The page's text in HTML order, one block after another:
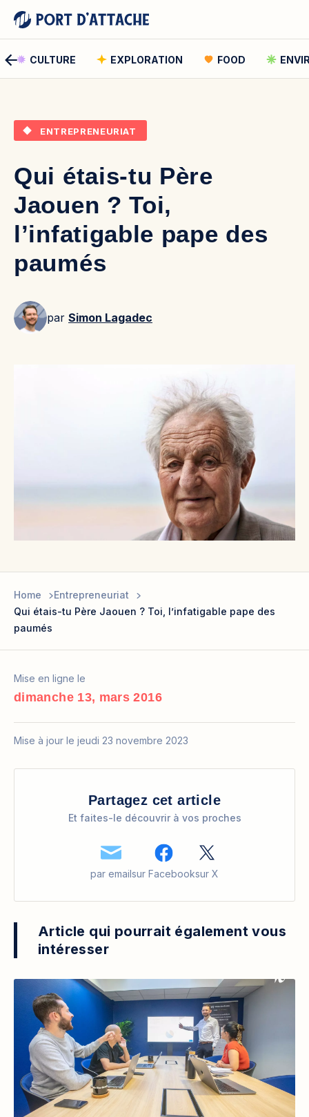
CULTURE EXPLORATION FOOD
Comment pouvons-nous vous aider ?
ENTREPRENEURIAT
Qui étais-tu Père
Jaouen ? Toi,
l’infatigable pape des
paumés
par Simon Lagadec
Home
Entrepreneuriat
Qui étais-tu Père Jaouen ? Toi, l’infatigable pape des
paumés
Mise en ligne le
dimanche 13, mars 2016
Mise à jour le jeudi 23 novembre 2023
Partagez cet article
Et faites-le découvrir à vos proches
par emailsur Facebooksur X
Article qui pourrait également vous
intéresser